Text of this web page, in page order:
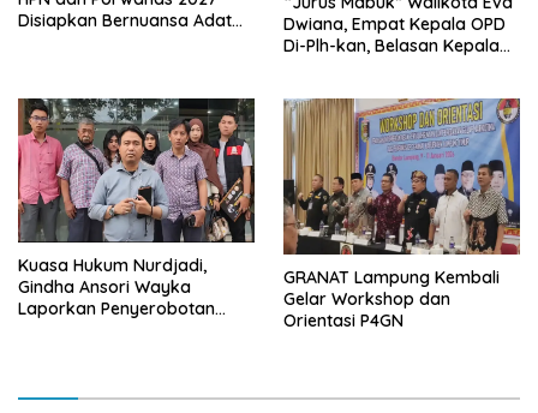
Disiapkan Bernuansa Adat
Dwiana, Empat Kepala OPD
Di-Plh-kan, Belasan Kepala
Kuasa Hukum Nurdjadi,
Gindha Ansori Wayka
Laporkan Penyerobotan
GRANAT Lampung Kembali
Gelar Workshop dan
Orientasi P4GN